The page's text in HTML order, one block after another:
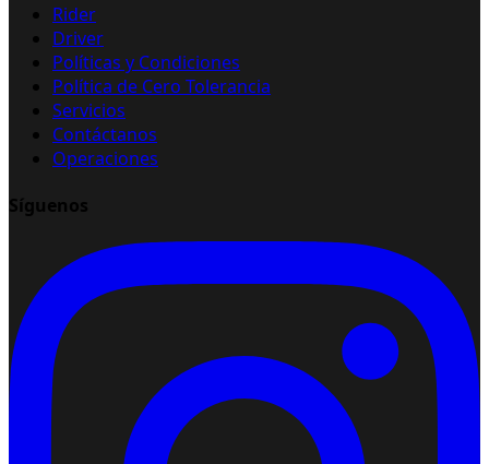
Rider
Driver
Políticas y Condiciones
Política de Cero Tolerancia
Servicios
Contáctanos
Operaciones
Síguenos